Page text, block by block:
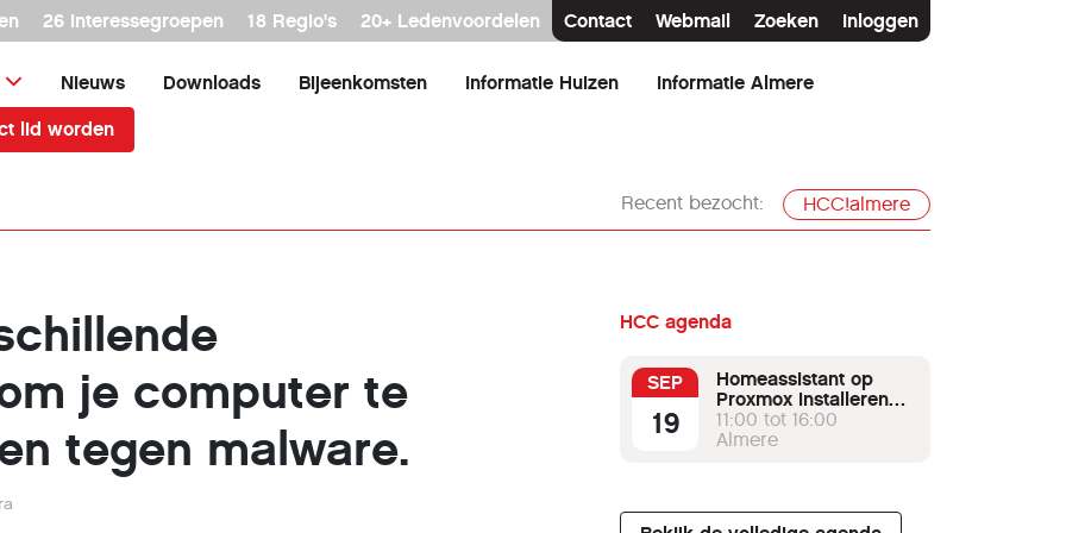
26 interessegroepen 18 Regio's 20+ Ledenvoordelen Contact Webmail Zoeken Inloggen
Nieuws Downloads Bijeenkomsten Informatie Huizen Informatie Almere
lid worden
Recent bezocht: HCC!almere
je computer te
tegen malware.
HCC agenda
SEP
19
Homeassistant op
Proxmox installeren
met node-red als
MQTT broker.
11:00 tot 16:00
Almere